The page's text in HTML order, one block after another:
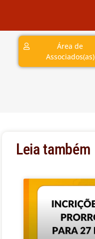
Área de
Associados(as)
Leia também